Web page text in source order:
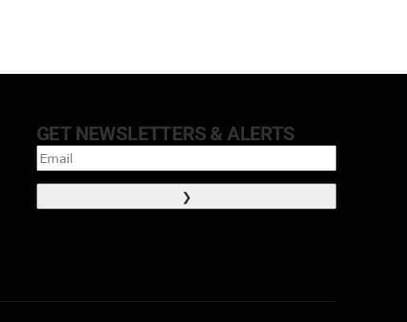
GET NEWSLETTERS & ALERTS